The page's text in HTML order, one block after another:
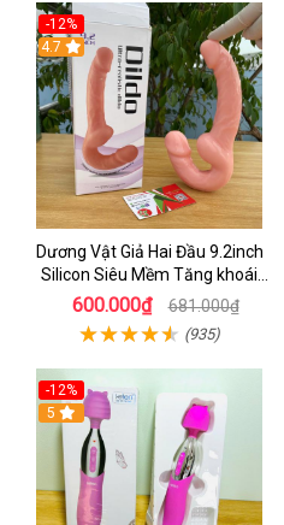
-12%
4.7
Dương Vật Giả Hai Đầu 9.2inch
Silicon Siêu Mềm Tăng khoái
Cảm Đôi Đỉnh Cao
600.000₫ 681.000₫
(935)
-12%
5